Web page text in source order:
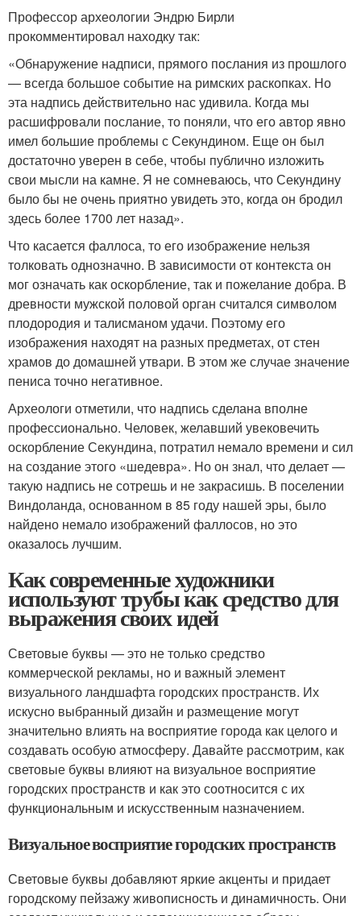
Профессор археологии Эндрю Бирли
прокомментировал находку так:
«Обнаружение надписи, прямого послания из прошлого
— всегда большое событие на римских раскопках. Но
эта надпись действительно нас удивила. Когда мы
расшифровали послание, то поняли, что его автор явно
имел большие проблемы с Секундином. Еще он был
достаточно уверен в себе, чтобы публично изложить
свои мысли на камне. Я не сомневаюсь, что Секундину
было бы не очень приятно увидеть это, когда он бродил
здесь более 1700 лет назад».
Что касается фаллоса, то его изображение нельзя
толковать однозначно. В зависимости от контекста он
мог означать как оскорбление, так и пожелание добра. В
древности мужской половой орган считался символом
плодородия и талисманом удачи. Поэтому его
изображения находят на разных предметах, от стен
храмов до домашней утвари. В этом же случае значение
пениса точно негативное.
Археологи отметили, что надпись сделана вполне
профессионально. Человек, желавший увековечить
оскорбление Секундина, потратил немало времени и сил
на создание этого «шедевра». Но он знал, что делает —
такую надпись не сотрешь и не закрасишь. В поселении
Виндоланда, основанном в 85 году нашей эры, было
найдено немало изображений фаллосов, но это
оказалось лучшим.
Как современные художники
используют трубы как средство для
выражения своих идей
Световые буквы — это не только средство
коммерческой рекламы, но и важный элемент
визуального ландшафта городских пространств. Их
искусно выбранный дизайн и размещение могут
значительно влиять на восприятие города как целого и
создавать особую атмосферу. Давайте рассмотрим, как
световые буквы влияют на визуальное восприятие
городских пространств и как это соотносится с их
функциональным и искусственным назначением.
Визуальное восприятие городских пространств
Световые буквы добавляют яркие акценты и придает
городскому пейзажу живописность и динамичность. Они